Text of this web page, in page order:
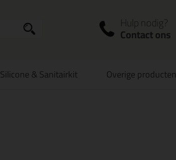
account
Hulp nodig?
Contact ons
Silicone & Sanitairkit Overige producten